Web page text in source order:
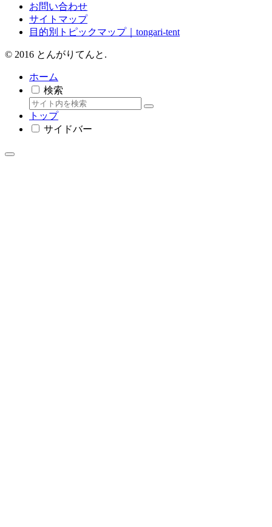
お問い合わせ
サイトマップ
目的別トピックマップ｜tongari-tent
© 2016 とんがりてんと.
ホーム
検索
トップ
サイドバー